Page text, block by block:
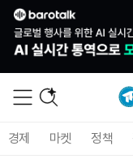
경제 마켓 정책
Ethereum (ETH)